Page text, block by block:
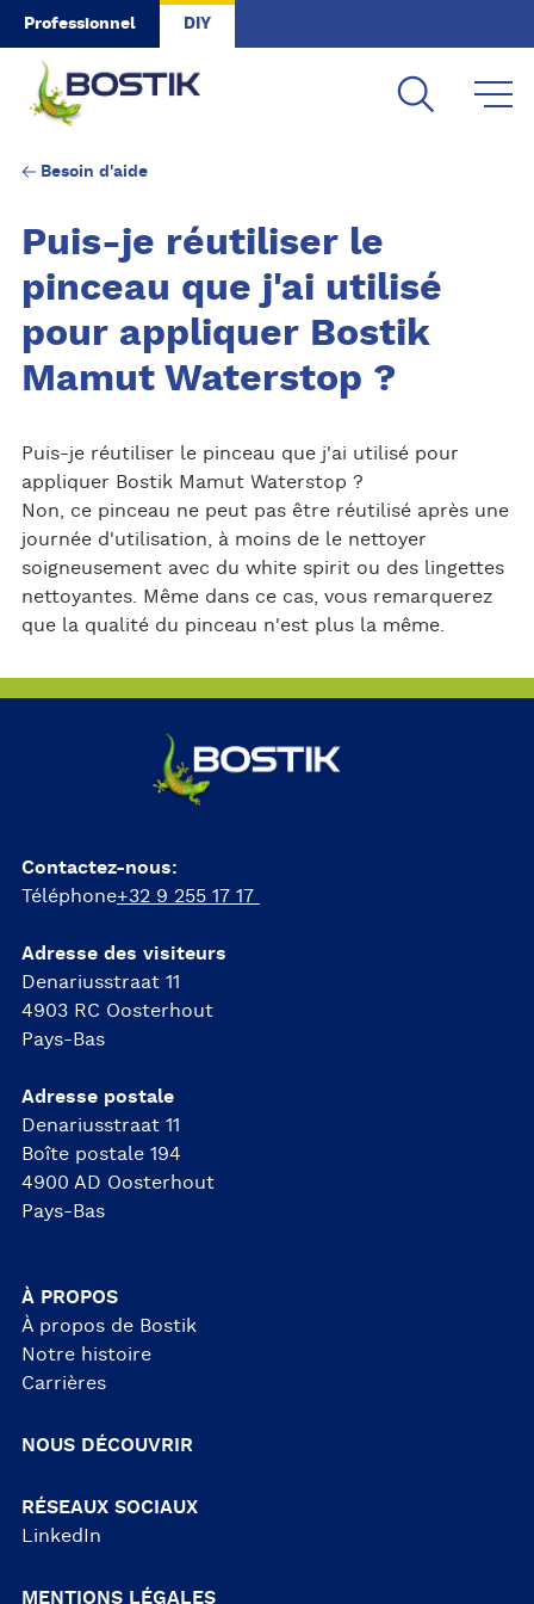
Skip to main content
Professionnel DIY
Besoin d'aide
Puis-je réutiliser le
pinceau que j'ai utilisé
pour appliquer Bostik
Mamut Waterstop ?
Puis-je réutiliser le pinceau que j'ai utilisé pour
appliquer Bostik Mamut Waterstop ?
Non, ce pinceau ne peut pas être réutilisé après une
journée d'utilisation, à moins de le nettoyer
soigneusement avec du white spirit ou des lingettes
nettoyantes. Même dans ce cas, vous remarquerez
que la qualité du pinceau n'est plus la même.
Contactez-nous:
Téléphone+32 9 255 17 17
Adresse des visiteurs
Denariusstraat 11
4903 RC Oosterhout
Pays-Bas
Adresse postale
Denariusstraat 11
Boîte postale 194
4900 AD Oosterhout
Pays-Bas
À PROPOS
À propos de Bostik
Notre histoire
Carrières
NOUS DÉCOUVRIR
RÉSEAUX SOCIAUX
LinkedIn
MENTIONS LÉGALES